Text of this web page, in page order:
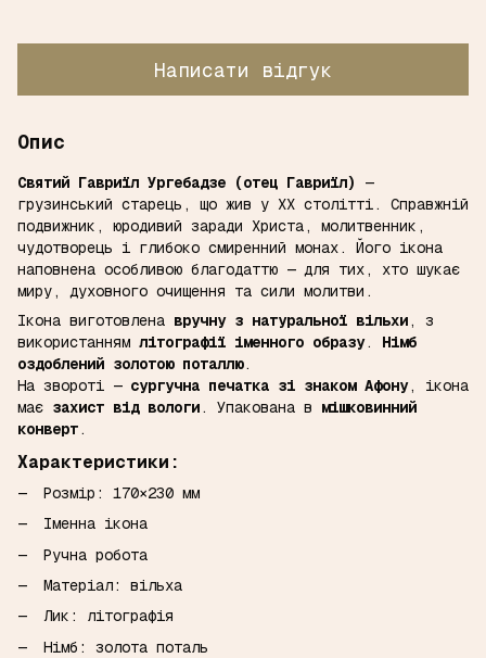
Написати відгук
Опис
Святий Гавриїл Ургебадзе (отец Гавриїл)
—
грузинський старець, що жив у ХХ столітті. Справжній
подвижник, юродивий заради Христа, молитвенник,
чудотворець і глибоко смиренний монах. Його ікона
наповнена особливою благодаттю — для тих, хто шукає
миру, духовного очищення та сили молитви.
Ікона виготовлена вручну з натуральної вільхи, з
використанням літографії іменного образу. Німб
оздоблений золотою поталлю.
На звороті — сургучна печатка зі знаком Афону, ікона
має захист від вологи. Упакована в мішковинний
конверт.
Характеристики:
Розмір: 170×230 мм
Іменна ікона
Ручна робота
Матеріал: вільха
Лик: літографія
Німб: золота поталь